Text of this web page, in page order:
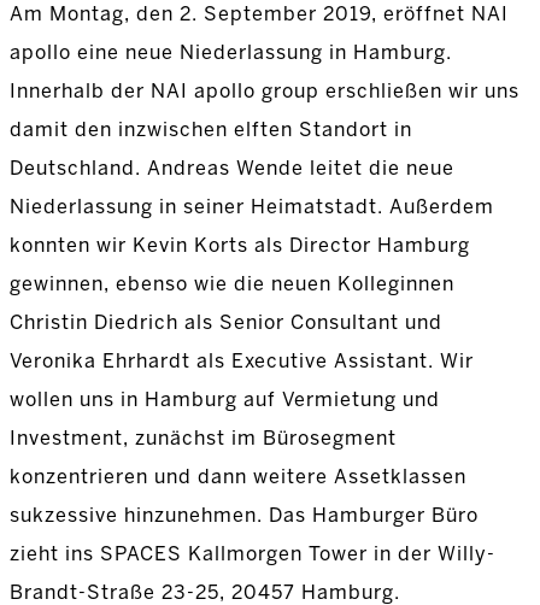
Am Montag, den 2. September 2019, eröffnet NAI
apollo eine neue Niederlassung in Hamburg.
Innerhalb der NAI apollo group erschließen wir uns
damit den inzwischen elften Standort in
Deutschland. Andreas Wende leitet die neue
Niederlassung in seiner Heimatstadt. Außerdem
konnten wir Kevin Korts als Director Hamburg
gewinnen, ebenso wie die neuen Kolleginnen
Christin Diedrich als Senior Consultant und
Veronika Ehrhardt als Executive Assistant. Wir
wollen uns in Hamburg auf Vermietung und
Investment, zunächst im Bürosegment
konzentrieren und dann weitere Assetklassen
sukzessive hinzunehmen. Das Hamburger Büro
zieht ins SPACES Kallmorgen Tower in der Willy-
Brandt-Straße 23-25, 20457 Hamburg.